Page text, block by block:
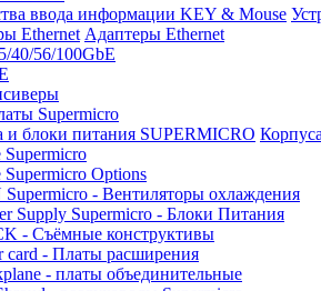
Адаптеры Ethernet
40/56/100GbE
Supermicro
Supermicro
Supermicro Options
Supermicro - Вентиляторы охлаждения
Supply Supermicro - Блоки Питания
- Съёмные конструктивы
card - Платы расширения
- платы объединительные